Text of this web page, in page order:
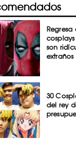
son
extraños
30
del rey